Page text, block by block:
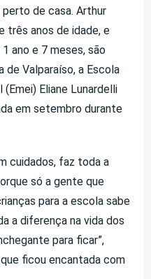
de casa. Arthur
três anos de idade, e
ano e 7 meses, são
de Valparaíso, a Escola
Eliane Lunardelli
em setembro durante
cuidados, faz toda a
só a gente que
para a escola sabe
a diferença na vida dos
para ficar”,
ficou encantada com